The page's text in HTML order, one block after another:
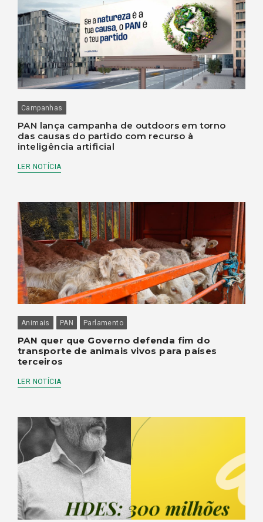
Campanhas
PAN lança campanha de outdoors em torno
das causas do partido com recurso à
inteligência artificial
LER NOTÍCIA
Animais PAN Parlamento
PAN quer que Governo defenda fim do
transporte de animais vivos para países
terceiros
LER NOTÍCIA